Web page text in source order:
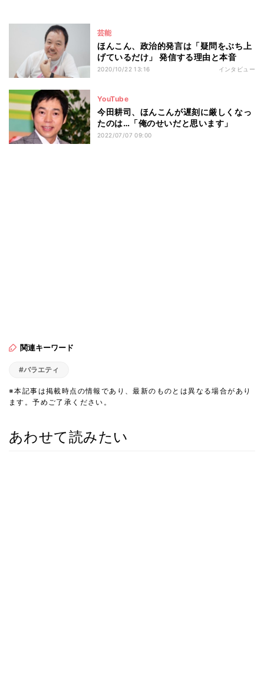
芸能
ほんこん、政治的発言は「疑問をぶち上
げているだけ」 発信する理由と本音
2020/10/22 13:16 インタビュー
YouTube
今田耕司、ほんこんが遅刻に厳しくなっ
たのは…「俺のせいだと思います」
2022/07/07 09:00
関連キーワード
#バラエティ
※本記事は掲載時点の情報であり、最新のものとは異なる場合があり
ます。予めご了承ください。
あわせて読みたい